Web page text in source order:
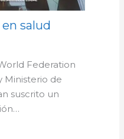
salud
Federation
Ministerio de
suscrito un